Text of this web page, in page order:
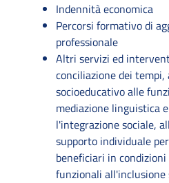
Indennità economica
Percorsi formativo di
professionale
Altri servizi ed
conciliazione dei tempi,
socioeducativo alle
mediazione linguistica
l'integrazione sociale,
supporto individuale
beneficiari in
funzionali all'inclusione